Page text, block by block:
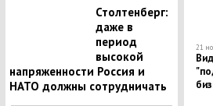
Столтенберг:
даже в
период
высокой
напряженности Россия и
НАТО должны сотрудничать
21